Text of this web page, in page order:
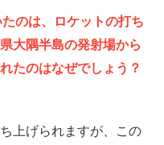
のは、ロケットの打ち
大隅半島の発射場から
たのはなぜでしょう？
上げられますが、この